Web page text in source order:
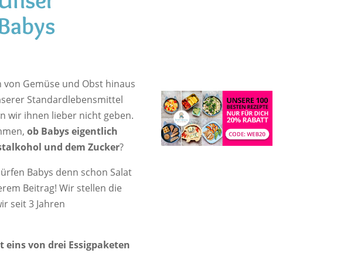
Gemüse und Obst hinaus
Standardlebensmittel
wir ihnen lieber nicht geben.
ob Babys eigentlich
und dem Zucker?
Babys denn schon Salat
Beitrag! Wir stellen die
seit 3 Jahren
eins von drei Essigpaketen